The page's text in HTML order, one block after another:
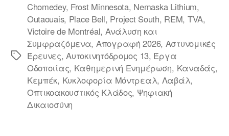
Ετικέτες
Chomedey, Frost Minnesota, Nemaska Lithium,
Outaouais, Place Bell, Project South, REM, TVA,
Victoire de Montréal, Ανάλυση και
Συμφραζόμενα, Απογραφή 2026, Αστυνομικές
Έρευνες,Αυτοκινητόδρομος 13, Έργα
Οδοποιίας, Καθημερινή Ενημέρωση, Καναδάς,
Κεμπέκ, Κυκλοφορία Μόντρεαλ, Λαβάλ,
Οπτικοακουστικός Κλάδος, Ψηφιακή
Δικαιοσύνη